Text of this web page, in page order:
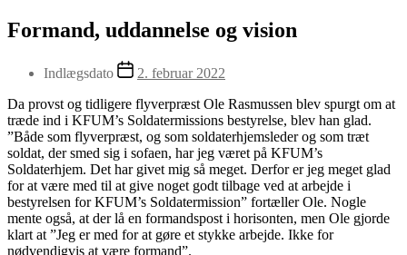
Formand, uddannelse og vision
Indlægsdato
2. februar 2022
Da provst og tidligere flyverpræst Ole Rasmussen blev spurgt om at
træde ind i KFUM’s Soldatermissions bestyrelse, blev han glad.
”Både som flyverpræst, og som soldaterhjemsleder og som træt
soldat, der smed sig i sofaen, har jeg været på KFUM’s
Soldaterhjem. Det har givet mig så meget. Derfor er jeg meget glad
for at være med til at give noget godt tilbage ved at arbejde i
bestyrelsen for KFUM’s Soldatermission” fortæller Ole. Nogle
mente også, at der lå en formandspost i horisonten, men Ole gjorde
klart at ”Jeg er med for at gøre et stykke arbejde. Ikke for
nødvendigvis at være formand”.